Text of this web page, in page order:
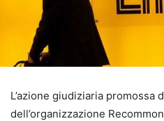
L’azione giudiziaria promossa
dell’organizzazione